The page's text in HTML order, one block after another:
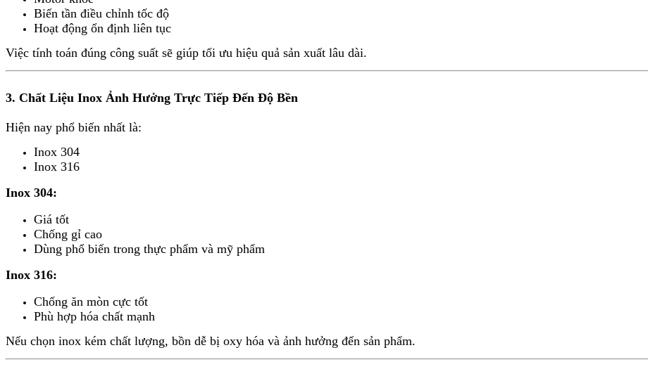
Biến tần điều chỉnh tốc độ
Hoạt động ổn định liên tục
Việc tính toán đúng công suất sẽ giúp tối ưu hiệu quả sản xuất lâu dài.
3. Chất Liệu Inox Ảnh Hưởng Trực Tiếp Đến Độ Bền
Hiện nay phổ biến nhất là:
Inox 304
Inox 316
Inox 304:
Giá tốt
Chống gỉ cao
Dùng phổ biến trong thực phẩm và mỹ phẩm
Inox 316:
Chống ăn mòn cực tốt
Phù hợp hóa chất mạnh
Nếu chọn inox kém chất lượng, bồn dễ bị oxy hóa và ảnh hưởng đến sản phẩm.